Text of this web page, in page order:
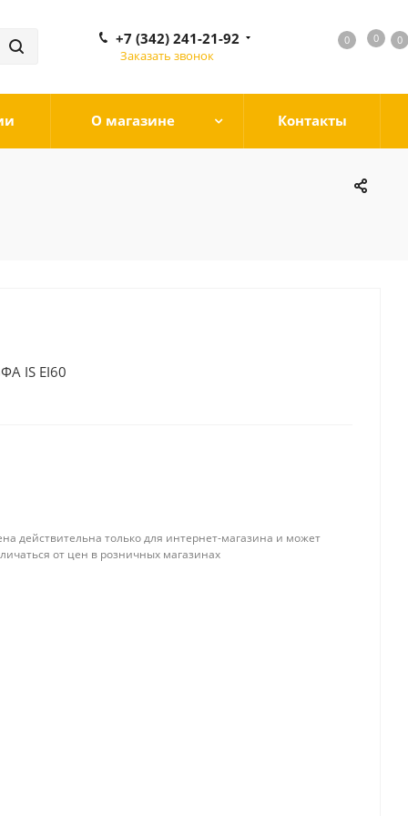
0 0 0
0
+7 (342) 241-21-92
Заказать звонок
О магазине Контакты
IS EI60
действительна только для интернет-магазина и может
от цен в розничных магазинах